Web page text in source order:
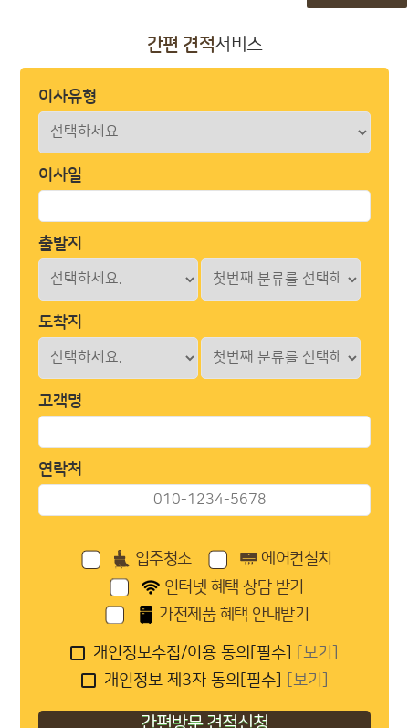
간편 견적서비스
이사유형
이사일
출발지
도착지
고객명
연락처
입주청소
에어컨설치
인터넷 혜택 상담 받기
가전제품 혜택 안내받기
개인정보수집/이용 동의[필수]
[보기]
개인정보 제3자 동의[필수]
[보기]